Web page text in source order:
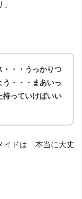
・・・うっかりつ
う・・・まあいっ
持っていけばいい
イドは「本当に大丈